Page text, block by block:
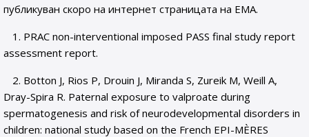
публикуван скоро на интернет страницата на ЕМА.
1. PRAC non-interventional imposed PASS final study report
assessment report.
2. Botton J, Rios P, Drouin J, Miranda S, Zureik M, Weill A,
Dray-Spira R. Paternal exposure to valproate during
spermatogenesis and risk of neurodevelopmental disorders in
children: national study based on the French EPI-MÈRES